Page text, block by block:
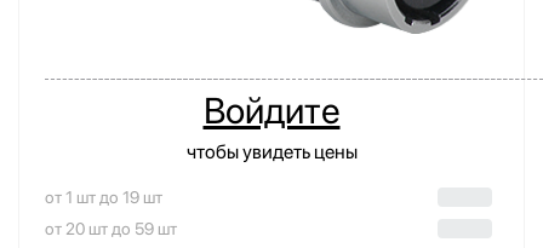
Войдите
чтобы увидеть цены
от 1 шт до 19 шт
от 20 шт до 59 шт